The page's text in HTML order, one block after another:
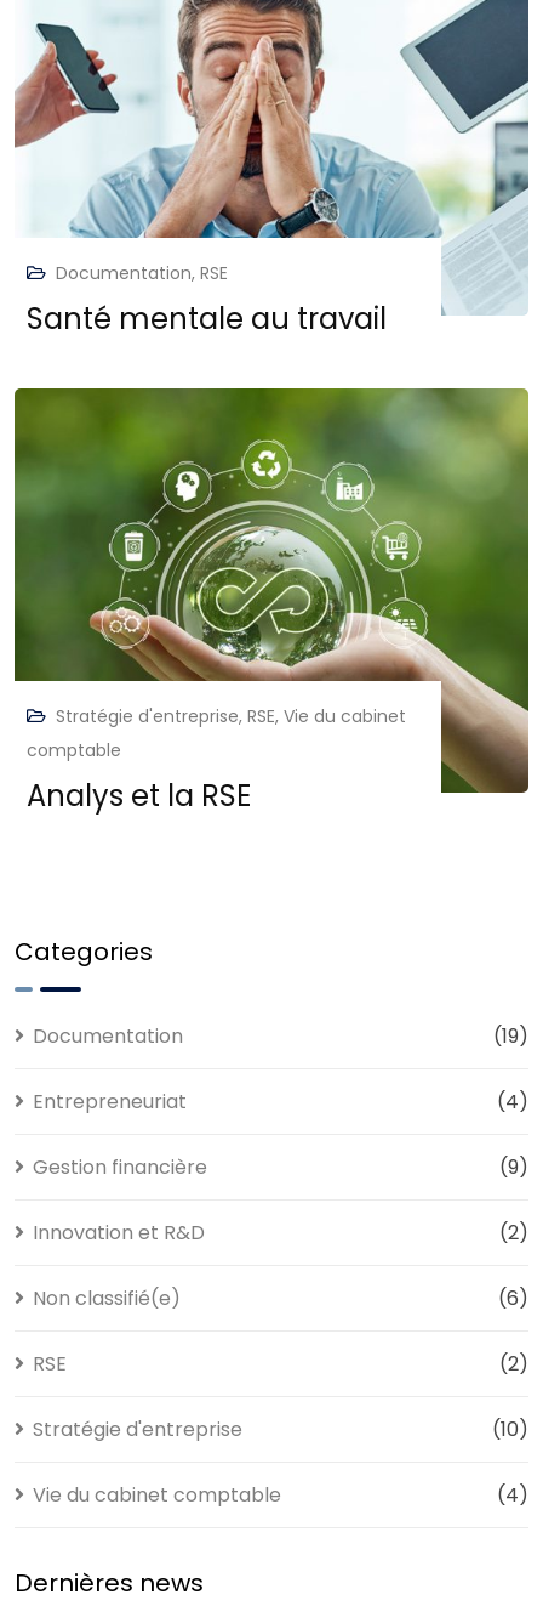
Documentation, RSE
Santé mentale au travail
Stratégie d'entreprise, RSE, Vie du cabinet
comptable
Analys et la RSE
Categories
Documentation (19)
Entrepreneuriat (4)
Gestion financière (9)
Innovation et R&D (2)
Non classifié(e) (6)
RSE (2)
Stratégie d'entreprise (10)
Vie du cabinet comptable (4)
Dernières news